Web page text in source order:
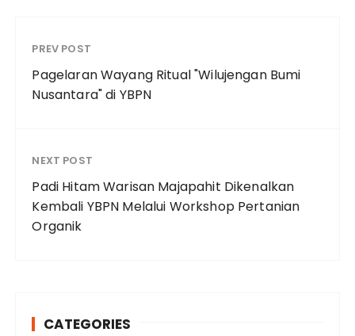
PREV POST
Pagelaran Wayang Ritual "Wilujengan Bumi
Nusantara" di YBPN
NEXT POST
Padi Hitam Warisan Majapahit Dikenalkan
Kembali YBPN Melalui Workshop Pertanian
Organik
CATEGORIES